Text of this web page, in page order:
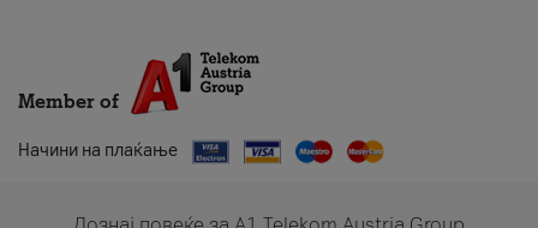
Member of
Начини на плаќање